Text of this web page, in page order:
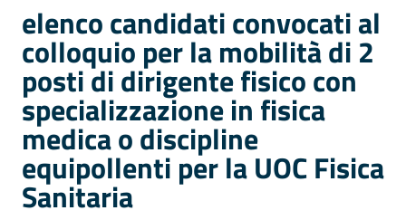
elenco candidati convocati al
colloquio per la mobilità di 2
posti di dirigente fisico con
specializzazione in fisica
medica o discipline
equipollenti per la UOC Fisica
Sanitaria